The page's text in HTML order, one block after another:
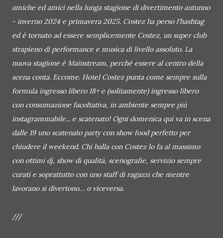
amiche ed amici nella lunga stagione di divertimento autunno
- inverno 2024 e primavera 2025. Costez ha perso l'hashtag
ed è tornato ad essere semplicemente Costez, un super club
strapieno di performance e musica di livello assoluto. La
nuova stagione è Mainstream, perché essere al centro della
scena conta. Eccome. Hotel Costez punta come sempre sulla
formula ingresso libero 18+ e (solitamente) ingresso libero
con consumazione facoltativa, in ambiente sempre più
instagrammabile... e scatenato! Ogni domenica qui va in scena
dalle 19 uno scatenato party con show food perfetto per
chiudere il weekend. Chi balla con Costez lo fa al massimo
con ottimi dj, show di qualità, scenografie, servizio sempre
curati e soprattutto con uno staff di ragazzi che mentre
lavorano si divertono… o viceversa.
///